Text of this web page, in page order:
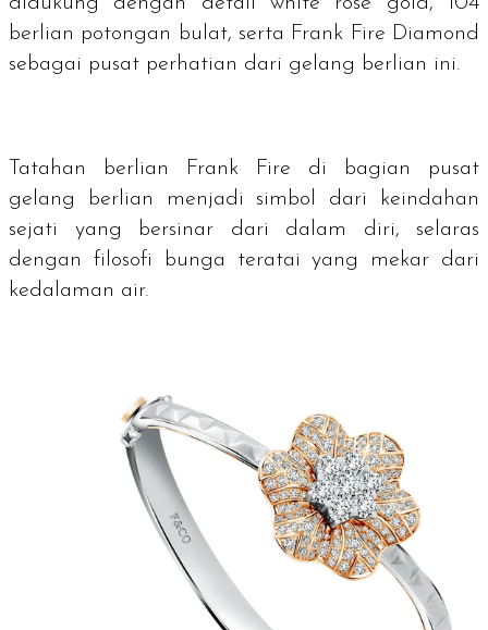
berlian potongan bulat, serta Frank Fire Diamond
sebagai pusat perhatian dari gelang berlian ini.
Tatahan berlian Frank Fire di bagian pusat
gelang berlian menjadi simbol dari keindahan
sejati yang bersinar dari dalam diri, selaras
dengan filosofi bunga teratai yang mekar dari
kedalaman air.